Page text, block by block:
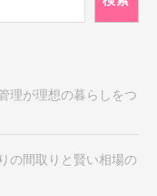
理が理想の暮らしをつ
の間取りと賢い相場の